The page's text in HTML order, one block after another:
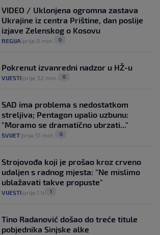
rajčica košta deset eura: "Nećete ih
vidjeti na akcijama u trgovinama"
VIJESTI 8
VIDEO / Uklonjena ogromna zastava
Ukrajine iz centra Prištine, dan poslije
izjave Zelenskog o Kosovu
REGIJA prije 0 min. 0
Pokrenut izvanredni nadzor u HŽ-u
VIJESTI prije 32 min. 0
SAD ima problema s nedostatkom
streljiva; Pentagon upalio uzbunu:
"Moramo se dramatično ubrzati..."
SVIJET prije 51 min. 0
Strojovođa koji je prošao kroz crveno
udaljen s radnog mjesta: "Ne mislimo
ublažavati takve propuste"
VIJESTI prije 1 h 1
Tino Radanović došao do treće titule
pobjednika Sinjske alke